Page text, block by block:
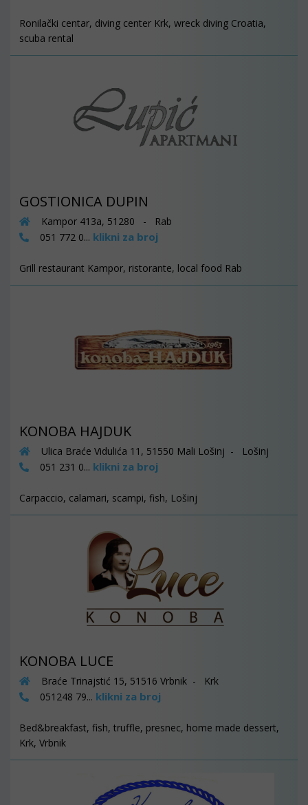
Ronilački centar, diving center Krk, wreck diving Croatia,
scuba rental
GOSTIONICA DUPIN
Kampor 413a, 51280 - Rab
051 772 0... klikni za broj
Grill restaurant Kampor, ristorante, local food Rab
KONOBA HAJDUK
Ulica Braće Vidulića 11, 51550 Mali Lošinj - Lošinj
051 231 0... klikni za broj
Carpaccio, calamari, scampi, fish, Lošinj
KONOBA LUCE
Braće Trinajstić 15, 51516 Vrbnik - Krk
051248 79... klikni za broj
Bed&breakfast, fish, truffle, presnec, home made dessert,
Krk, Vrbnik